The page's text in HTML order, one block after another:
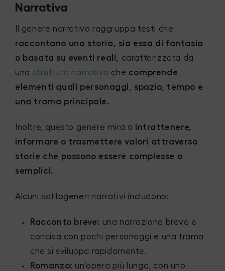
Narrativa
Il genere narrativo raggruppa testi che
raccontano una storia, sia essa di fantasia
o basata su eventi reali, caratterizzata da
una struttura narrativa che comprende
elementi quali personaggi, spazio, tempo e
una trama principale.
Inoltre, questo genere mira a intrattenere,
informare o trasmettere valori attraverso
storie che possono essere complesse o
semplici.
Alcuni sottogeneri narrativi includono:
Racconto breve: una narrazione breve e
concisa con pochi personaggi e una trama
che si sviluppa rapidamente.
Romanzo: un’opera più lunga, con uno